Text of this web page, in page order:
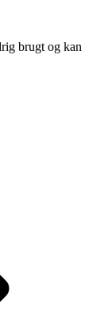
brugt og kan